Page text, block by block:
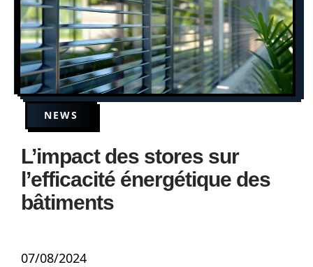
NEWS
L’impact des stores sur
l’efficacité énergétique des
bâtiments
07/08/2024